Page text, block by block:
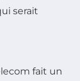
serait
fait un